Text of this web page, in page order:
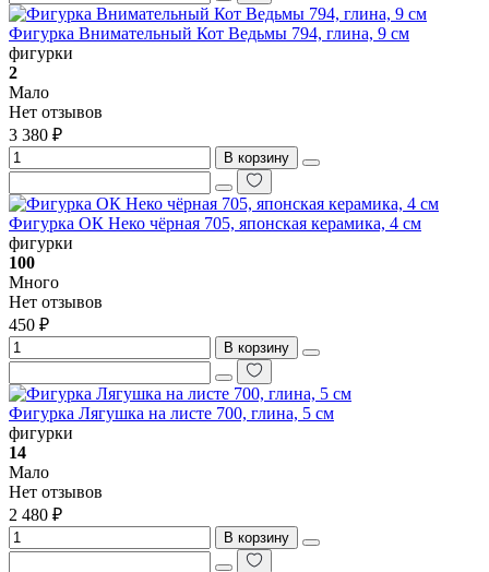
Фигурка Внимательный Кот Ведьмы 794, глина, 9 см
фигурки
2
Мало
Нет отзывов
3 380 ₽
В корзину
Фигурка ОК Неко чёрная 705, японская керамика, 4 см
фигурки
100
Много
Нет отзывов
450 ₽
В корзину
Фигурка Лягушка на листе 700, глина, 5 см
фигурки
14
Мало
Нет отзывов
2 480 ₽
В корзину